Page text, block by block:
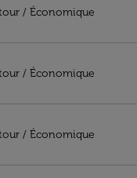
/ Économique
/ Économique
/ Économique